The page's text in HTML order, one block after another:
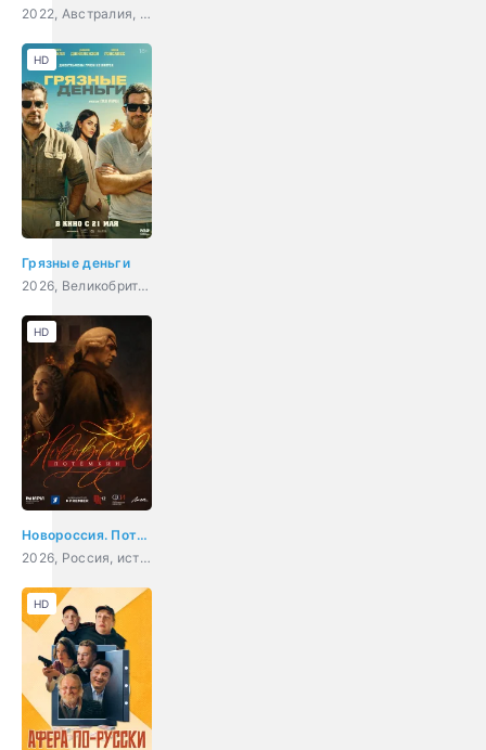
2022, Австралия, драма, семейный, спорт
Грязные деньги
2026, Великобритания, США, боевик, триллер
HD
Новороссия. Потёмкин
2026, Россия, история, драма, биография
HD
HD